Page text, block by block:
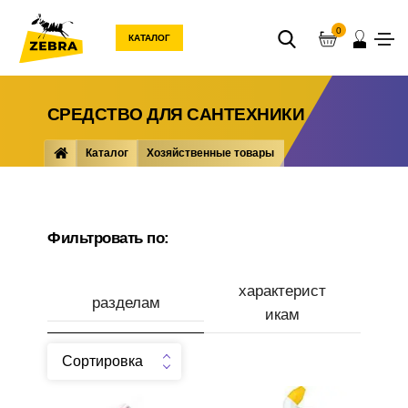
КАТАЛОГ
0
СРЕДСТВО ДЛЯ САНТЕХНИКИ
Каталог Хозяйственные товары
Фильтровать по:
разделам
характерист
икам
Производитель
Сортировка
Гель для туалета